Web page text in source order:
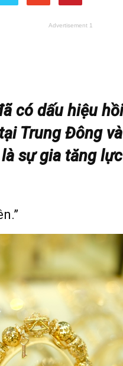
Advertisement 1
có dấu hiệu
Trung Đông
sự gia tăng